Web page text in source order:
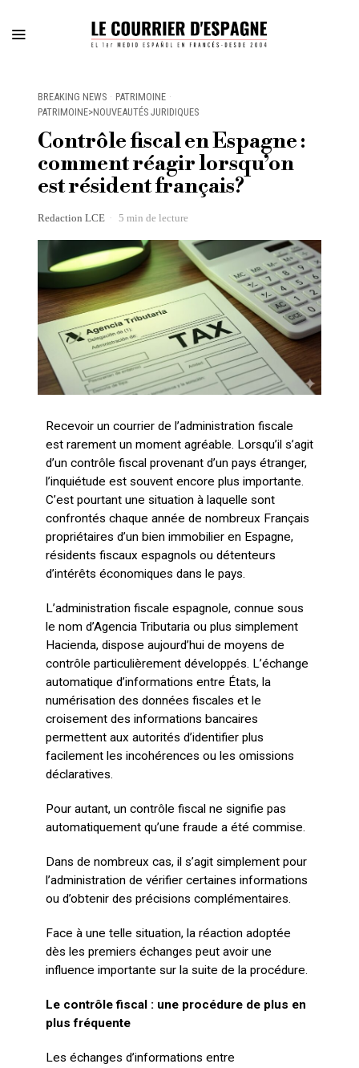
BREAKING NEWS · PATRIMOINE ·
PATRIMOINE>NOUVEAUTÉS JURIDIQUES
Contrôle fiscal en Espagne :
comment réagir lorsqu’on
est résident français?
Redaction LCE 5 min de lecture
Recevoir un courrier de l’administration fiscale
est rarement un moment agréable. Lorsqu’il s’agit
d’un contrôle fiscal provenant d’un pays étranger,
l’inquiétude est souvent encore plus importante.
C’est pourtant une situation à laquelle sont
confrontés chaque année de nombreux Français
propriétaires d’un bien immobilier en Espagne,
résidents fiscaux espagnols ou détenteurs
d’intérêts économiques dans le pays.
L’administration fiscale espagnole, connue sous
le nom d’Agencia Tributaria ou plus simplement
Hacienda, dispose aujourd’hui de moyens de
contrôle particulièrement développés. L’échange
automatique d’informations entre États, la
numérisation des données fiscales et le
croisement des informations bancaires
permettent aux autorités d’identifier plus
facilement les incohérences ou les omissions
déclaratives.
Pour autant, un contrôle fiscal ne signifie pas
automatiquement qu’une fraude a été commise.
Dans de nombreux cas, il s’agit simplement pour
l’administration de vérifier certaines informations
ou d’obtenir des précisions complémentaires.
Face à une telle situation, la réaction adoptée
dès les premiers échanges peut avoir une
influence importante sur la suite de la procédure.
Le contrôle fiscal : une procédure de plus en
plus fréquente
Les échanges d’informations entre